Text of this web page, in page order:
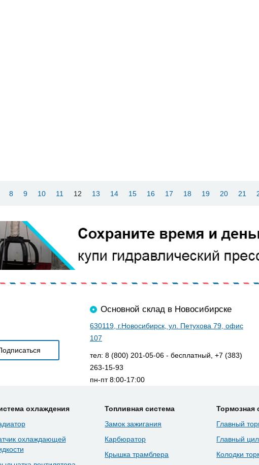
8 9 10 11 12 13 14 15 16 17 18 19 20 21
Основной склад в Новосибирске
630119, г.Новосибирск, ул. Петухова 79, офис
107
тел: 8 (800) 201-05-06 - бесплатный, +7 (383)
263-15-93
пн-пт 8:00-17:00
охлаждения
охлаждающей
Топливная система
Замок зажигания
Карбюратор
Крышка трамблера
Тормозная
Главный
Главный
Колодки